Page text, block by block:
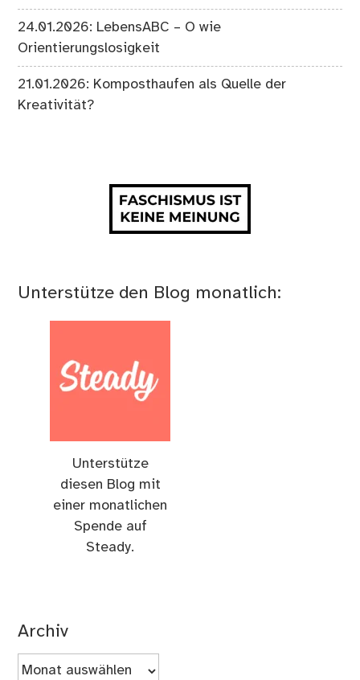
24.01.2026: LebensABC – O wie
Orientierungslosigkeit
21.01.2026: Komposthaufen als Quelle der
Kreativität?
Unterstütze den Blog monatlich:
Unterstütze
diesen Blog mit
einer monatlichen
Spende auf
Steady.
Archiv
Archiv